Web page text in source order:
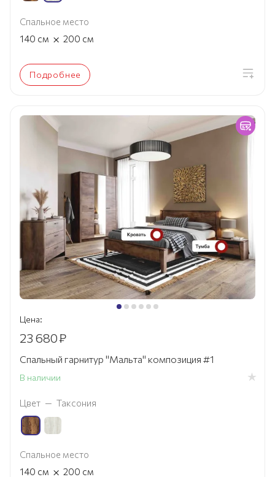
Спальное место
140 см × 200 см
Подробнее
Цена:
23 680₽
Спальный гарнитур "Мальта" композиция #1
В наличии
Цвет — Таксония
Спальное место
140 см × 200 см